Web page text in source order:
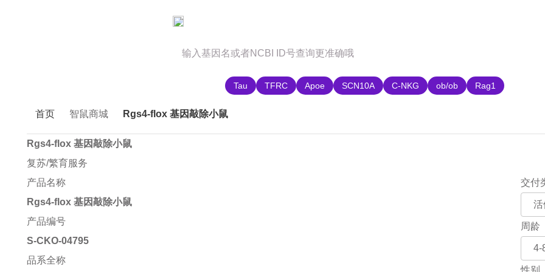
Tau TFRC Apoe SCN10A C-NKG ob/ob Rag1
首页 智鼠商城 Rgs4-flox 基因敲除小鼠
Rgs4-flox 基因敲除小鼠
复苏/繁育服务
产品名称
Rgs4-flox 基因敲除小鼠
产品编号
S-CKO-04795
品系全称
交付
周龄
性别